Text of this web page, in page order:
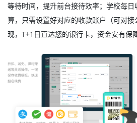
等待时间，提升前台接待效率；学校每
算，只需设置好对应的收款账户（可对
现，T+1日直达您的银行卡，资金安有保障